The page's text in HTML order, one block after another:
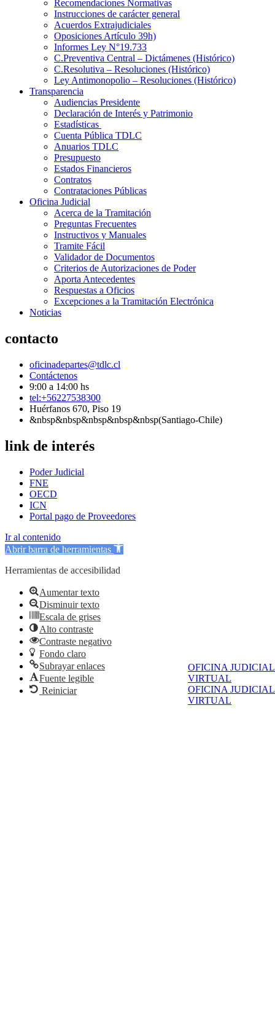
OFICINA JUDICIAL
VIRTUAL
OFICINA JUDICIAL
VIRTUAL
Recomendaciones Normativas
Instrucciones de carácter general
Acuerdos Extrajudiciales
Oposiciones Artículo 39h)
Informes Ley N°19.733
C.Preventiva Central – Dictámenes (Histórico)
C.Resolutiva – Resoluciones (Histórico)
Ley Antimonopolio – Resoluciones (Histórico)
Transparencia
Audiencias Presidente
Declaración de Interés y Patrimonio
Estadísticas
Cuenta Pública TDLC
Anuarios TDLC
Presupuesto
Estados Financieros
Contratos
Contrataciones Públicas
Oficina Judicial
Acerca de la Tramitación
Preguntas Frecuentes
Instructivos y Manuales
Tramite Fácil
Validador de Documentos
Criterios de Autorizaciones de Poder
Aporta Antecedentes
Respuestas a Oficios
Excepciones a la Tramitación Electrónica
Noticias
contacto
oficinadepartes@tdlc.cl
Contáctenos
9:00 a 14:00 hs
tel:+56227538300
Huérfanos 670, Piso 19
&nbsp&nbsp&nbsp&nbsp&nbsp(Santiago-Chile)
link de interés
Poder Judicial
FNE
OECD
ICN
Portal pago de Proveedores
Ir al contenido
Abrir barra de herramientas
Herramientas de accesibilidad
Aumentar texto
Disminuir texto
Escala de grises
Alto contraste
Contraste negativo
Fondo claro
Subrayar enlaces
Fuente legible
Reiniciar